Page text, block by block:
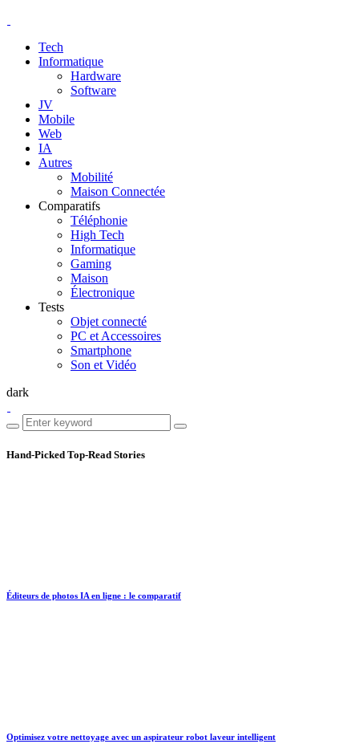
Tech
Informatique
Hardware
Software
JV
Mobile
Web
IA
Autres
Mobilité
Maison Connectée
Comparatifs
Téléphonie
High Tech
Informatique
Gaming
Maison
Électronique
Tests
Objet connecté
PC et Accessoires
Smartphone
Son et Vidéo
dark
Hand-Picked Top-Read Stories
Éditeurs de photos IA en ligne : le comparatif
Optimisez votre nettoyage avec un aspirateur robot laveur intelligent